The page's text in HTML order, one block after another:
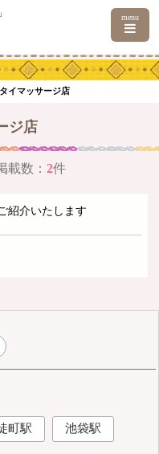
menu
イマッサージ店
ジ店
載数： 2件
紹介いたします
町駅 池袋駅